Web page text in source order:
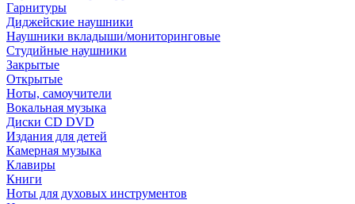
Гарнитуры
Диджейские наушники
Наушники вкладыши/мониторинговые
Студийные наушники
Закрытые
Открытые
Ноты, самоучители
Вокальная музыка
Диски CD DVD
Издания для детей
Камерная музыка
Клавиры
Книги
Ноты для духовых инструментов